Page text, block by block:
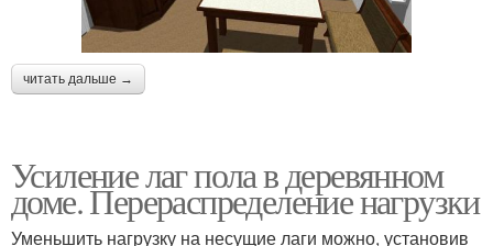
читать дальше →
Усиление лаг пола в деревянном
доме. Перераспределение нагрузки
Уменьшить нагрузку на несущие лаги можно, установив